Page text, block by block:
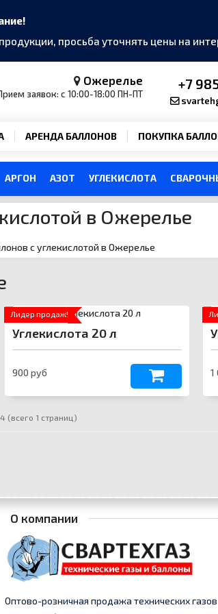
просьба уточнять цены на
Ожерелье
заявок: с 10:00-18:00 ПН-ПТ
+7
АРЕНДА БАЛЛОНОВ ПОКУПКА
АРГОН АЗОТ УГЛЕКИСЛОТА
в Ожерелье
с углекислотой в Ожерелье
Лидер продаж!
Углекислота 20 л
900 руб 1
(всего 1 страниц)
О компании
Оптово-розничная продажа технических газов